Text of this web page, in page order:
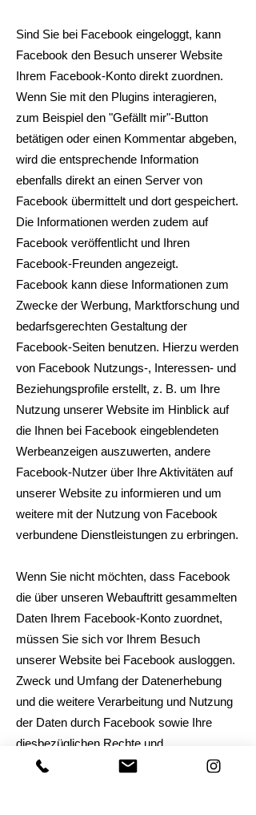
Sind Sie bei Facebook eingeloggt, kann
Facebook den Besuch unserer Website
Ihrem Facebook-Konto direkt zuordnen.
Wenn Sie mit den Plugins interagieren,
zum Beispiel den "Gefällt mir"-Button
betätigen oder einen Kommentar abgeben,
wird die entsprechende Information
ebenfalls direkt an einen Server von
Facebook übermittelt und dort gespeichert.
Die Informationen werden zudem auf
Facebook veröffentlicht und Ihren
Facebook-Freunden angezeigt.
Facebook kann diese Informationen zum
Zwecke der Werbung, Marktforschung und
bedarfsgerechten Gestaltung der
Facebook-Seiten benutzen. Hierzu werden
von Facebook Nutzungs-, Interessen- und
Beziehungsprofile erstellt, z. B. um Ihre
Nutzung unserer Website im Hinblick auf
die Ihnen bei Facebook eingeblendeten
Werbeanzeigen auszuwerten, andere
Facebook-Nutzer über Ihre Aktivitäten auf
unserer Website zu informieren und um
weitere mit der Nutzung von Facebook
verbundene Dienstleistungen zu erbringen.
Wenn Sie nicht möchten, dass Facebook
die über unseren Webauftritt gesammelten
Daten Ihrem Facebook-Konto zuordnet,
müssen Sie sich vor Ihrem Besuch
unserer Website bei Facebook ausloggen.
Zweck und Umfang der Datenerhebung
und die weitere Verarbeitung und Nutzung
der Daten durch Facebook sowie Ihre
diesbezüglichen Rechte und
Einstellungsmöglichkeiten zum Schutz